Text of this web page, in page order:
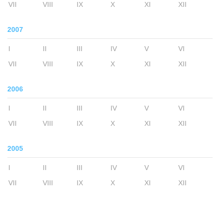
VII
VIII IX X XI XII
2007
I II III IV V
VI
VII
VIII IX X XI XII
2006
I II III IV V
VI
VII
VIII IX X XI XII
2005
I II III IV V
VI
VII
VIII IX X XI XII